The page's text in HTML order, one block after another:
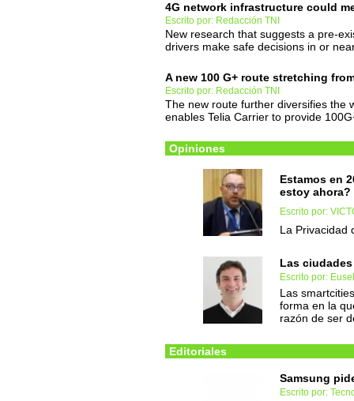
4G network infrastructure could
Escrito por: Redacción TNI
New research that suggests a pre-
drivers make safe decisions in or
A new 100 G+ route stretching
Escrito por: Redacción TNI
The new route further diversifies the
enables Telia Carrier to provide
Opiniones
Estamos en
estoy ahora?
Escrito por:
La Privacidad
Las
Escrito por:
Las
forma en la
razón de ser
Editoriales
Samsung
Escrito por: